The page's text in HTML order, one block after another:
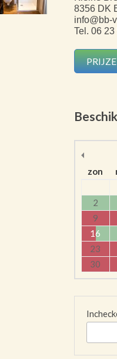
8356 DK
info@bb-
Tel. 06 23
zon
2
9
16
23
30